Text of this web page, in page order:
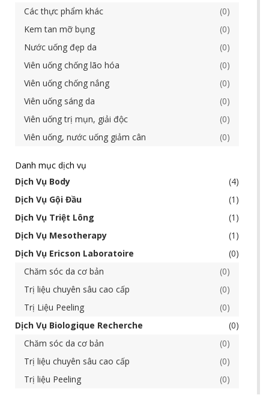
Các thực phẩm khác
0
Kem tan mỡ bụng
0
Nước uống đẹp da
0
Viên uống chống lão hóa
0
Viên uống chống nắng
0
Viên uống sáng da
0
Viên uống trị mụn, giải độc
0
Viên uống, nước uống giảm cân
0
Danh mục dịch vụ
Dịch Vụ Body
4
Dịch Vụ Gội Đầu
1
Dịch Vụ Triệt Lông
1
Dịch Vụ Mesotherapy
1
Dịch Vụ Ericson Laboratoire
0
Chăm sóc da cơ bản
0
Trị liệu chuyên sâu cao cấp
0
Trị Liệu Peeling
0
Dịch Vụ Biologique Recherche
0
Chăm sóc da cơ bản
0
Trị liệu chuyên sâu cao cấp
0
Trị liệu Peeling
0